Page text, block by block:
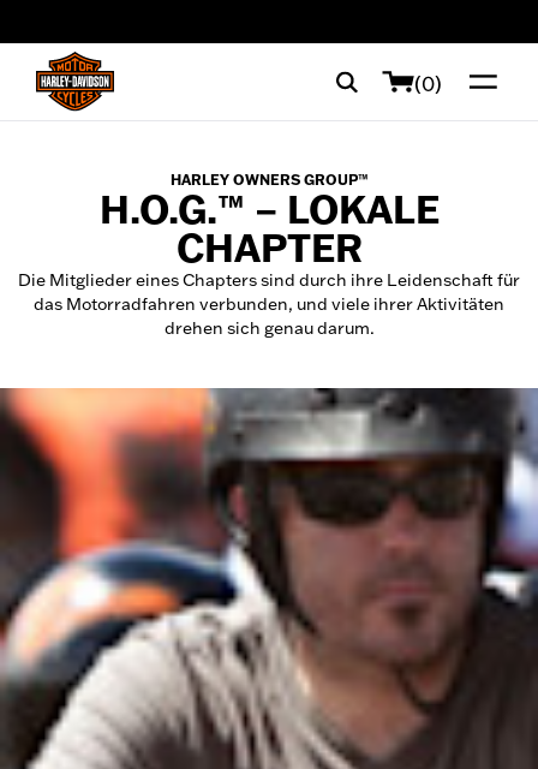
(0)
HARLEY OWNERS GROUP™
H.O.G.™ – LOKALE
CHAPTER
Die Mitglieder eines Chapters sind durch ihre Leidenschaft für
das Motorradfahren verbunden, und viele ihrer Aktivitäten
drehen sich genau darum.